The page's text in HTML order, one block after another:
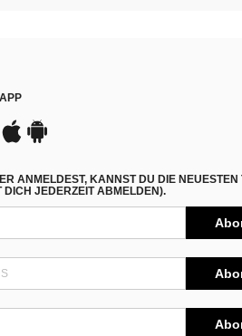
APP
ANMELDEST, KANNST DU DIE NEUESTEN
JEDERZEIT ABMELDEN).